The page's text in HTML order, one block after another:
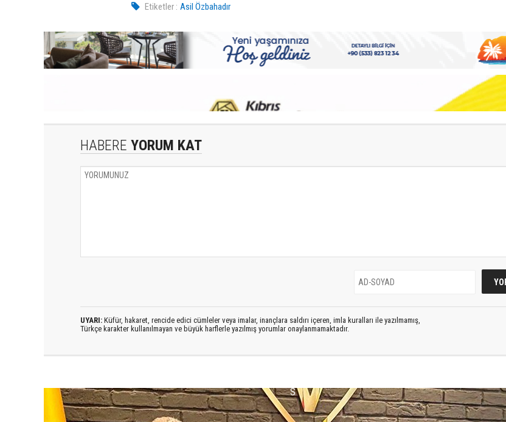
Etiketler : Asil Özbahadır
HABERE YORUM KAT
UYARI: Küfür, hakaret, rencide edici cümleler veya imalar, inançlara saldırı içeren, imla kuralları ile yazılmamış,
Türkçe karakter kullanılmayan ve büyük harflerle yazılmış yorumlar onaylanmamaktadır.
S